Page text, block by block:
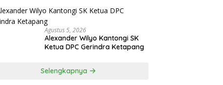
Agustus 5, 2026
Alexander Wilyo Kantongi SK
Ketua DPC Gerindra Ketapang
Selengkapnya